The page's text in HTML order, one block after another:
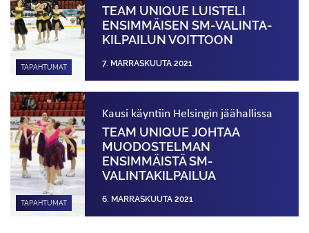
TAPAHTUMAT
TEAM UNIQUE LUISTELI
ENSIMMÄISEN SM-VALINTA­
KILPAILUN VOITTOON
7. MARRASKUUTA 2021
TAPAHTUMAT
Kausi käyntiin Helsingin jäähallissa
TEAM UNIQUE JOHTAA
MUODOSTELMAN
ENSIMMÄISTÄ SM-
VALINTAKILPAILUA
6. MARRASKUUTA 2021